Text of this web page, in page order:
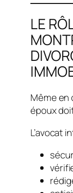
LE
Même en
époux
L’avocat